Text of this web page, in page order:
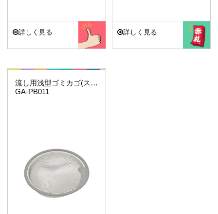
詳しく見る 詳しく見る
マジカヨ・アリエーネ
流し用浅型ゴミカゴ(ステンレス)
GA-PB011